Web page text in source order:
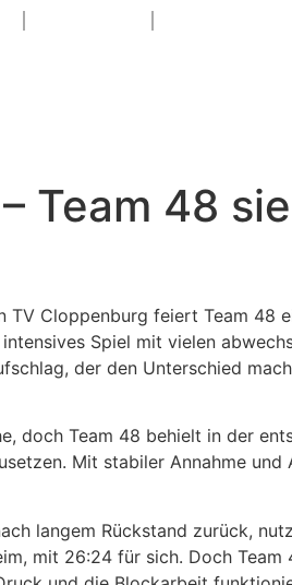
Team 48
Cloppenburg feiert Team 48
Spiel mit vielen
der den Unterschied
doch Team 48 behielt in der
Mit stabiler Annahme
langem Rückstand zurück,
mit 26:24 für sich. Doch